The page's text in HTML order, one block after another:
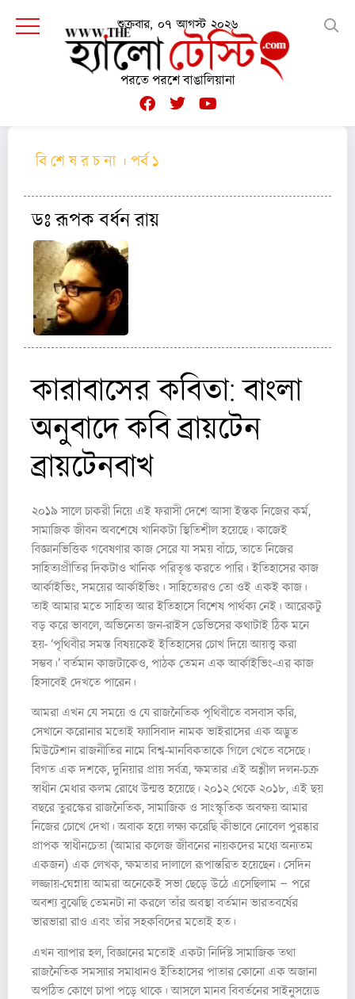
শুক্রবার, ০৭ আগস্ট ২০২৬
পরতে পরশে বাঙালিয়ানা
বি শে ষ র চ না । পর্ব ১
ডঃ রূপক বর্ধন রায়
কারাবাসের কবিতা: বাংলা
অনুবাদে কবি ব্রায়টেন
ব্রায়টেনবাখ
২০১৯ সালে চাকরী নিয়ে এই ফরাসী দেশে আসা ইস্তক নিজের কর্ম,
সামাজিক জীবন অবশেষে খানিকটা স্থিতিশীল হয়েছে। কাজেই
বিজ্ঞানভিত্তিক গবেষণার কাজ সেরে যা সময় বাঁচে, তাতে নিজের
সাহিত্যপ্রীতির দিকটাও খানিক পরিতৃপ্ত করতে পারি। ইতিহাসের কাজ
আর্কাইভিং, সময়ের আর্কাইভিং। সাহিত্যেরও তো ওই একই কাজ।
তাই আমার মতে সাহিত্য আর ইতিহাসে বিশেষ পার্থক্য নেই। আরেকটু
বড় করে ভাবলে, অভিনেতা জন-রাইস ডেভিসের কথাটাই ঠিক মনে
হয়- ‘পৃথিবীর সমস্ত বিষয়কেই ইতিহাসের চোখ দিয়ে আয়ত্ত্ব করা
সম্ভব।’ বর্তমান কাজটাকেও, পাঠক তেমন এক আর্কাইভিং-এর কাজ
হিসাবেই দেখতে পারেন।
আমরা এখন যে সময়ে ও যে রাজনৈতিক পৃথিবীতে বসবাস করি,
সেখানে করোনার মতোই ফ্যাসিবাদ নামক ভাইরাসের এক অদ্ভুত
মিউটেশান রাজনীতির নামে বিশ্ব-মানবিকতাকে গিলে খেতে বসেছে।
বিগত এক দশকে, দুনিয়ার প্রায় সর্বত্র, ক্ষমতার এই অশ্লীল দলন-চক্র
স্বাধীন মেধার কলম রোধে উন্মত্ত হয়েছে। ২০১২ থেকে ২০১৮, এই ছয়
বছরে তুরস্কের রাজনৈতিক, সামাজিক ও সাংস্কৃতিক অবক্ষয় আমার
নিজের চোখে দেখা। অবাক হয়ে লক্ষ্য করেছি কীভাবে নোবেল পুরষ্কার
প্রাপক স্বাধীনচেতা (আমার কলেজ জীবনের নায়কদের মধ্যে অন্যতম
একজন) এক লেখক, ক্ষমতার দালালে রূপান্তরিত হয়েছেন। সেদিন
লজ্জায়-ঘেন্নায় আমরা অনেকেই সভা ছেড়ে উঠে এসেছিলাম – পরে
অবশ্য বুঝেছি তেমনটা না করলে তাঁর অবস্থা বর্তমান ভারতবর্ষের
ভারভারা রাও এবং তাঁর সহকবিদের মতোই হত।
এখন ব্যাপার হল, বিজ্ঞানের মতোই একটা নির্দিষ্ট সামাজিক তথা
রাজনৈতিক সমস্যার সমাধানও ইতিহাসের পাতার কোনো এক অজানা
অপঠিত কোণে চাপা পড়ে থাকে। আসলে মানব বিবর্তনের সাইনুসয়েড